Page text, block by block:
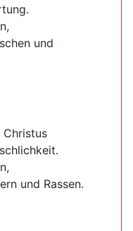
und
Christus
und Rassen.